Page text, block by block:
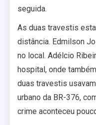
seguida.
As duas travestis
distância. Edmilson
no local. Adélcio
hospital, onde
duas travestis
urbano da BR-376,
crime aconteceu